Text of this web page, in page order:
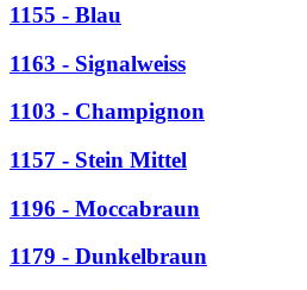
1155 - Blau
1163 - Signalweiss
1103 - Champignon
1157 - Stein Mittel
1196 - Moccabraun
1179 - Dunkelbraun